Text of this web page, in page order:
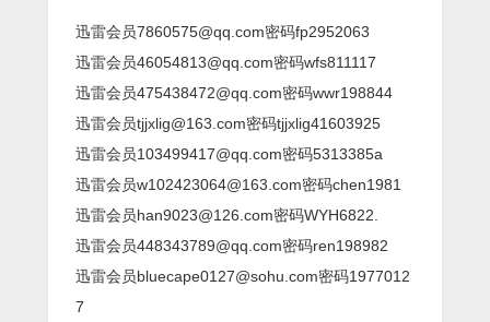
迅雷会员7860575@qq.com密码fp2952063
迅雷会员46054813@qq.com密码wfs811117
迅雷会员475438472@qq.com密码wwr198844
迅雷会员tjjxlig@163.com密码tjjxlig41603925
迅雷会员103499417@qq.com密码5313385a
迅雷会员w102423064@163.com密码chen1981
迅雷会员han9023@126.com密码WYH6822.
迅雷会员448343789@qq.com密码ren198982
迅雷会员bluecape0127@sohu.com密码1977012
7